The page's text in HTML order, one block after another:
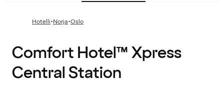
Hotelli·Norja·Oslo
Comfort Hotel™ Xpress
Central Station